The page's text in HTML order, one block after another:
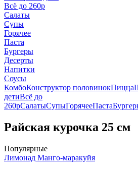
Всё до 260р
Салаты
Супы
Горячее
Паста
Бургеры
Десерты
Напитки
Соусы
КомбоКонструктор половинокПицца
детиВсё до
260рСалатыСупыГорячееПаста
Райская курочка 25 см
Популярные
Лимонад Манго-маракуйя